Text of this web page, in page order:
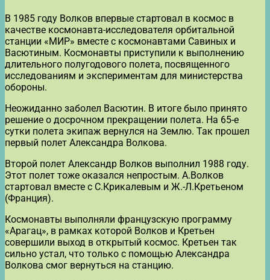
В 1985 году Волков впервые стартовал в космос в
качестве космонавта-исследователя орбитальной
станции «МИР» вместе с космонавтами Савиных и
Васютиным. Космонавты приступили к выполнению
длительного полугодового полета, посвященного
исследованиям и экспериментам для министерства
обороны.
Неожиданно заболел Васютин. В итоге было принято
решение о досрочном прекращении полета. На 65-е
сутки полета экипаж вернулся на Землю. Так прошел
первый полет Александра Волкова.
Второй полет Александр Волков выполнил 1988 году.
Этот полет тоже оказался непростым. А.Волков
стартовал вместе с С.Крикалевым и Ж.-Л.Кретьеном
(Франция).
Космонавты выполняли французскую программу
«Арагац», в рамках которой Волков и Кретьен
совершили выход в открытый космос. Кретьен так
сильно устал, что только с помощью Александра
Волкова смог вернуться на станцию.